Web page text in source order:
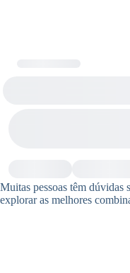
Muitas pessoas têm dúvidas
explorar as melhores